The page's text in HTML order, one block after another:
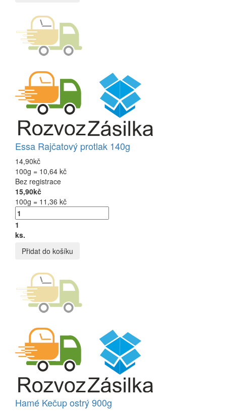
Essa Rajčatový protlak 140g
14,90kč
100g = 10,64 kč
Bez registrace
15,90kč
100g = 11,36 kč
1
ks.
Přidat do košíku
Hamé Kečup ostrý 900g